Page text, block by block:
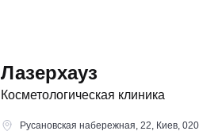
Лазерхауз
Косметологическая клиника
Русановская набережная, 22, Киев,